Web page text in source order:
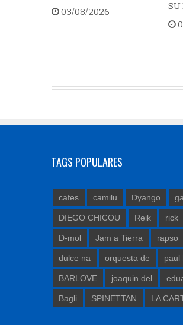
03/08/2026
SU
TAGS POPULARES
cafes camilu Dyango
DIEGO CHICOU Reik rick
D-mol Jam a Tierra rapso
dulce na orquesta de paul
BARLOVE joaquin del
Bagli SPINETTAN LA